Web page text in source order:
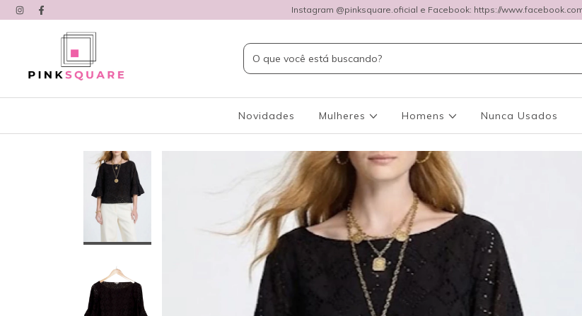
Instagram @pinksquare.oficial e Facebook: https://
Novidades Mulheres Homens Nunca Usados